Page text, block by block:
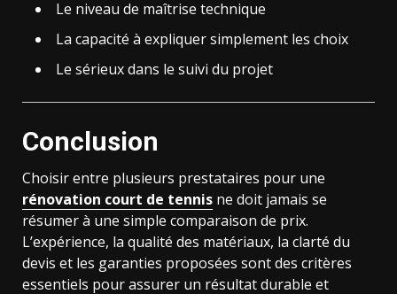
Le niveau de maîtrise technique
La capacité à expliquer simplement les choix
Le sérieux dans le suivi du projet
Conclusion
Choisir entre plusieurs prestataires pour une
rénovation court de tennis ne doit jamais se
résumer à une simple comparaison de prix.
L’expérience, la qualité des matériaux, la clarté du
devis et les garanties proposées sont des critères
essentiels pour assurer un résultat durable et